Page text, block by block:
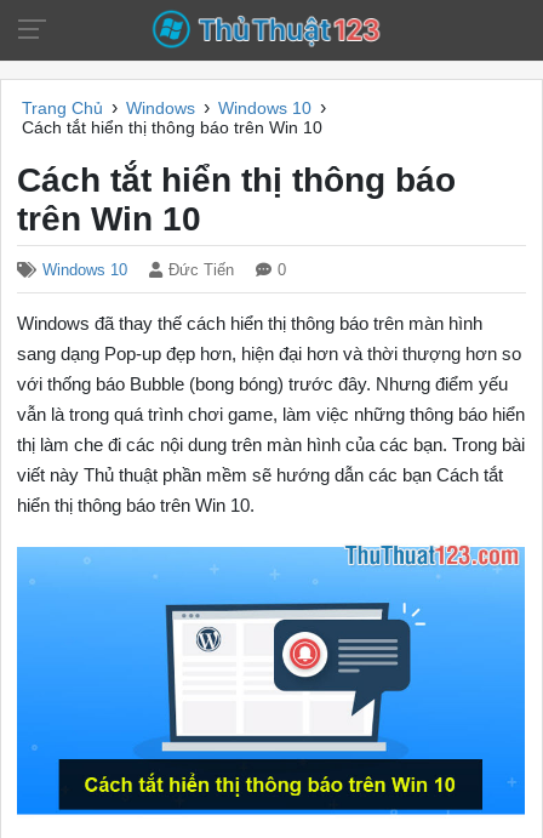
Trang Chủ › Windows › Windows 10 ›
Cách tắt hiển thị thông báo trên Win 10
Cách tắt hiển thị thông báo
trên Win 10
Windows 10 Đức Tiến 0
Windows đã thay thế cách hiển thị thông báo trên màn hình
sang dạng Pop-up đẹp hơn, hiện đại hơn và thời thượng hơn so
với thống báo Bubble (bong bóng) trước đây. Nhưng điểm yếu
vẫn là trong quá trình chơi game, làm việc những thông báo hiển
thị làm che đi các nội dung trên màn hình của các bạn. Trong bài
viết này Thủ thuật phần mềm sẽ hướng dẫn các bạn Cách tắt
hiển thị thông báo trên Win 10.